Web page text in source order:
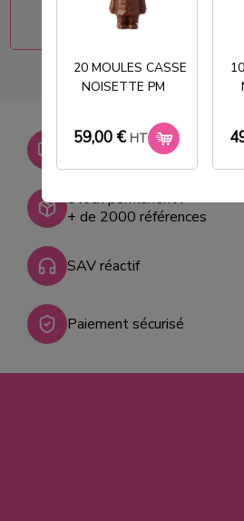
20 MOULES CASSE
NOISETTE PM
59,00 € HT
Livraison gratuite dès
Stock permanent :
+ de 2000 références
SAV réactif
Paiement sécurisé